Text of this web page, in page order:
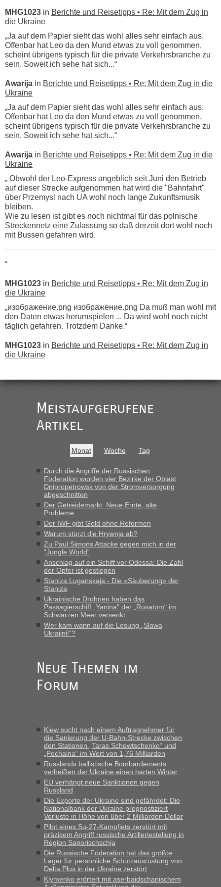
MHG1023 in Berichte und Reisetipps • Re: Mit dem Zug in
die Ukraine
„Ja auf dem Papier sieht das wohl alles sehr einfach aus.
Offenbar hat Leo da den Mund etwas zu voll genommen,
scheint übrigens typisch für die private Verkehrsbranche zu
sein. Soweit ich sehe hat sich...“
Awarija in Berichte und Reisetipps • Re: Mit dem Zug in die
Ukraine
„Ja auf dem Papier sieht das wohl alles sehr einfach aus.
Offenbar hat Leo da den Mund etwas zu voll genommen,
scheint übrigens typisch für die private Verkehrsbranche zu
sein. Soweit ich sehe hat sich...“
Awarija in Berichte und Reisetipps • Re: Mit dem Zug in die
Ukraine
„ Obwohl der Leo-Express angeblich seit Juni den Betrieb
auf dieser Strecke aufgenommen hat wird die "Bahnfahrt"
über Przemysl nach UA wohl noch lange Zukunftsmusik
bleiben.
Wie zu lesen ist gibt es noch nichtmal für das polnische
Streckennetz eine Zulassung so daß derzeit dort wohl noch
mit Bussen gefahren wird.
“
MHG1023 in Berichte und Reisetipps • Re: Mit dem Zug in
die Ukraine
„изображение.png изображение.png Da muß man wohl mit
den Daten etwas herumspielen ... Da wird wohl noch nicht
täglich gefahren. Trotzdem Danke.“
MHG1023 in Berichte und Reisetipps • Re: Mit dem Zug in
die Ukraine
Ist korrekt, aber ich finde man hätte trotzdem im Text gleich
darauf hinweisen können.
War aber nicht "böse" gemeint ...
buchbar - warum auch immer ...
Hab´s versucht - bekomme aber immer angezeigt "auf dieser
Strecke fahren wir nicht"
inBerichte und Reisetipps • Re: Mit dem Zug in
die Ukraine
„Man sollte aber explizit dazu schreiben, daß es ein Zug von
LeoExpress ist - und nur auf deren Webseite kann man die
Fahrkarten kaufen. Zumindest ist es die erste Umsteigefreie
Verbindung von Deutschland...“
Recht, Visa und Dokumente • Re: Deklaration
gebrauchter Kleidung beim Zoll
„Vielen Dank, mit einem Briefchen meiner Frau im Gepäck
gab es keine Probleme“
fast 11 Milliarden aufgedeckt
„Am besten wäre natürlich, wenn die Frau mit dabei ist.
Alleinreisende Männer stehen schließlich immer unter
Milliarden aufgedeckt
„Kein Zoll. Du musst an sich nur sagen dass das privat ist
und du nicht damit handeln willst. So lange das nicht
Originalverpackt ist und ersichlich das nicht neu sollte es
keine Probleme geben“
Recht, Visa und Dokumente • Deklaration
gebrauchter Kleidung beim Zoll
„Hallo Leute, ich weiß nicht, ob ich hier richtig bin mit meiner
Anfrage. Ich möchte 4 Umzugskartons mit gebrauchter
Straßen Kleidung bei der Einreise in die Ukraine
mitnehmen. Es ist gebrauchte Kleidung...“
Berichte und Reisetipps • Re: An welchem
Grenzübergang zwischen Polen und der Ukraine geht es am
schnellsten?
Meistaufgerufene
Artikel
Monat Woche Tag
Durch die Angriffe der Russischen
Föderation wurden vier Bezirke der Oblast
Dnipropetrowsk von der Stromversorgung
abgeschnitten
Der Getreidemarkt: Neue Ernte, alte
Probleme
Der IWF gibt Geld ohne Reformen
Warum stürzt die Hrywnja ab?
Zu Paul Simons Attacke gegen mich in der
“Jungle World”
Anschlag auf ein Schiff vor Odessa: Die Zahl
der Opfer ist gestiegen
Staniza Luganskaja - Die «Säuberung» der
Staniza
Ukrainische Drohnen haben das
Passagierschiff „Yanina“ der „Rosatom“ im
Schwarzen Meer versenkt
Wer kam wann auf die Losung „Slawa
Ukrajini!“?
Neue Themen im
Forum
Kiew sucht nach einem Auftragnehmer für
die Sanierung der U-Bahn-Strecke zwischen
den Stationen „Taras Schewtschenko“ und
„Pochaina“ im Wert von 1,76 Milliarden
Russlands ballistische Bombardements
verheißen der Ukraine einen harten Winter
EU verhängt neue Sanktionen gegen
Russland
Die Exporte der Ukraine sind gefährdet: Die
Nationalbank der Ukraine prognostiziert
Verluste in Höhe von über 2 Milliarden Dollar
Pilot eines Su-27-Kampfjets zerstört mit
präzisem Angriff russische Artilleriestellung in
Region Saporischschja
Die Russische Föderation hat das größte
Lager für persönliche Schutzausrüstung von
Delta Plus in der Ukraine zerstört
Klymenko erörtert mit aserbaidschanischem